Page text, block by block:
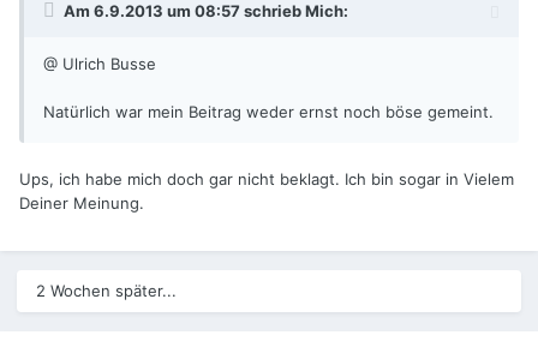
Am 6.9.2013 um 08:57 schrieb Mich:
@ Ulrich Busse
Natürlich war mein Beitrag weder ernst noch böse gemeint.
Ups, ich habe mich doch gar nicht beklagt. Ich bin sogar in Vielem
Deiner Meinung.
2 Wochen später...